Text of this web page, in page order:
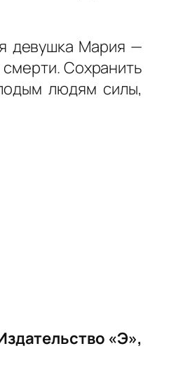
девушка Мария —
Сохранить
людям силы,
«Э»,